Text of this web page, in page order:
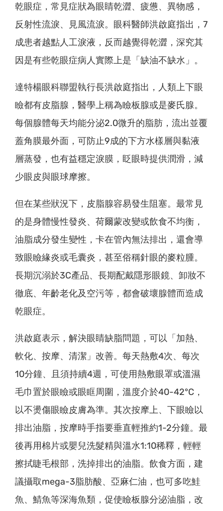
乾眼症，常見症狀為眼睛乾澀、疲憊、異物感，
反射性流淚、見風流淚。眼科醫師洪啟庭指出，7
成患者越點人工淚液，反而越覺得乾澀，深究其
因是有些乾眼症病人實際上是「缺油不缺水」。
達特楊眼科聯盟執行長洪啟庭指出，人類上下眼
瞼都有皮脂腺，醫學上稱為瞼板腺或是麥氏腺。
每個腺體每天均能分泌2.0微升的脂肪，流出並覆
蓋角膜最外面，可防止9成的下方水樣層與黏液
層蒸發，也有益穩定淚膜，眨眼時提供潤滑，減
少眼皮與眼球摩擦。
但在某些狀況下，皮脂腺容易發生阻塞。最常見
的是身體慢性發炎、荷爾蒙改變或飲食不均衡，
油脂成分發生變性，卡在管內無法排出，還會導
致眼瞼緣炎或毛囊炎，甚至俗稱針眼的麥粒腫。
長期沉溺於3C產品、長期配戴隱形眼鏡、卸妝不
徹底、年齡老化及空污等，都會破壞腺體而造成
乾眼症。
洪啟庭表示，解決眼睛缺脂問題，可以「加熱、
軟化、按摩、清潔」改善。每天熱敷4次、每次
10分鐘、且須持續4週，可使用熱敷眼罩或溫濕
毛巾置於眼瞼或眼眶周圍，溫度介於40-42°C，
以不燙傷眼瞼皮膚為準。其次按摩上、下眼瞼以
排出油脂，按摩時手指要垂直輕推約1-2分鐘。最
後再用棉片或嬰兒洗髮精與溫水1:10稀釋，輕輕
擦拭睫毛根部，洗掉排出的油脂。飲食方面，建
議攝取mega-3脂肪酸、亞麻仁油，也可多吃鮭
魚、鯖魚等深海魚類，促使瞼板腺分泌油脂，改